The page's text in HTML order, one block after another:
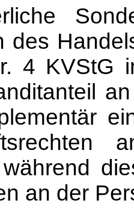
des
4 KVStG
an der